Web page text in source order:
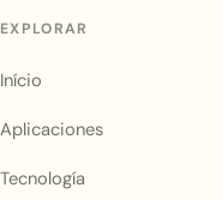
EXPLORAR
Início
Aplicaciones
Tecnología